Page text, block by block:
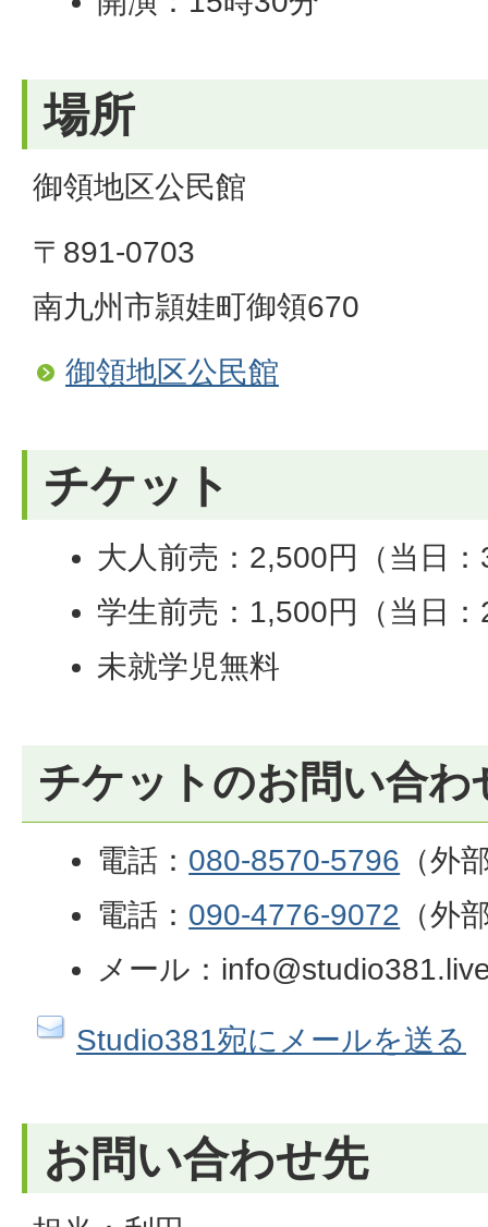
場所
御領地区公民館
〒891-0703
南九州市頴娃町御領670
御領地区公民館
チケット
大人前売：2,500円（当日
学生前売：1,500円（当日
未就学児無料
チケットのお問い合わ
電話： 080-8570-5796 （外
電話： 090-4776-9072 （外
メール：
Studio381宛にメールを送る
お問い合わせ先